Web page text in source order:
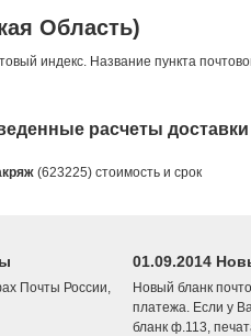
Область)
индекс. Название пункта
расчеты
(623225) стоимость и срок
Почты России,
01.09.2014
Новый бланк
платежа. Если у
бланк ф.113,